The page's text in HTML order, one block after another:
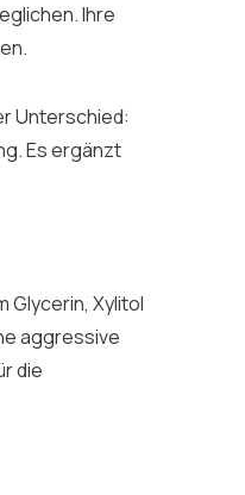
Ihre
Unterschied:
Es ergänzt
Glycerin, Xylitol
aggressive
die